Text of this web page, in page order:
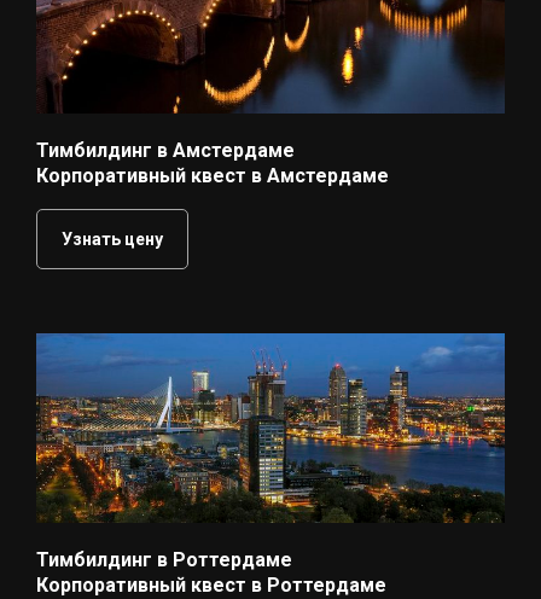
Тимбилдинг в Амстердаме
Корпоративный квест в Амстердаме
Узнать цену
Тимбилдинг в Роттердаме
Корпоративный квест в Роттердаме